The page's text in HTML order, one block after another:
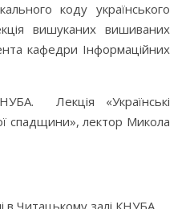
коду українського
вишуканих вишиваних
кафедри Інформаційних
Лекція «Українські
спадщини», лектор Микола